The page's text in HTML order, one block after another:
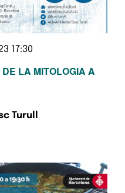
LA MITOLOGIA A
17:30
Turull